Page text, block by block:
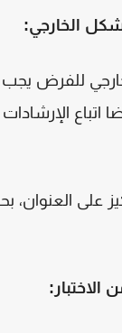
الخارجي:
للفرض يجب
اتباع
على
الاختبار :